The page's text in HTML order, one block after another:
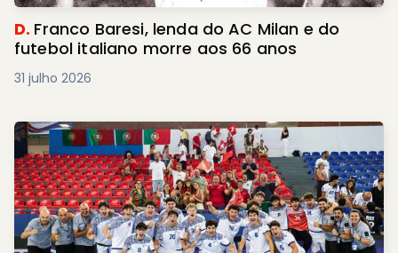
D. Franco Baresi, lenda do AC Milan e do
futebol italiano morre aos 66 anos
31 julho 2026